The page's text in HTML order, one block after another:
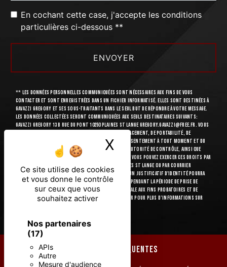
Ce site utilise des cookies
et vous donne le contrôle
sur ceux que vous
souhaitez activer
Nos partenaires
(17)
APIs
Autre
Mesure d'audience
X Masquer le
En cochant cette case, j'accepte les conditions
particulières ci-dessous **
ENVOYER
** Les données personnelles communiquées sont nécessaires aux fins de vous
contacter et sont enregistrées dans un fichier informatisé. Elles sont destinées à
GAVAZZI GREGORY et ses sous-traitants dans le seul but de répondre à votre message.
Les données collectées seront communiquées aux seuls destinataires suivants:
GAVAZZI GREGORY 13 B rue du Pont 10250 PLAINES ST LANGE gregory.gavazzi@free.fr. Vous
disposez de droits d’accès, de rectification, d’effacement, de portabilité, de
limitation, d’opposition, de retrait de votre consentement à tout moment et du
droit d’introduire une réclamation auprès d’une autorité de contrôle, ainsi que
d’organiser le sort de vos données post-mortem. Vous pouvez exercer ces droits par
voie postale à l'adresse 13 B rue du Pont 10250 PLAINES ST LANGE ou par courrier
électronique à l'adresse gregory.gavazzi@free.fr. Un justificatif d'identité pourra
vous être demandé. Nous conservons vos données pendant la période de prise de
contact puis pendant la durée de prescription légale aux fins probatoires et de
gestion des contentieux. Consultez le site cnil.fr pour plus d’informations sur
RECHERCHES FRÉQUENTES